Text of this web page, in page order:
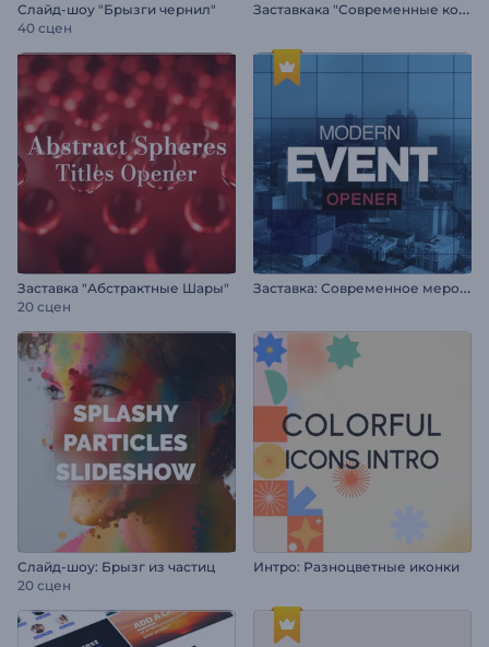
Слайд-шоу "Брызги чернил"
40 сцен
З
аставкака "Современные коллажи"
Заставка "Абстрактные Шары"
20 сцен
З
аставка: Современное мероприятие
Слайд-шоу: Брызг из частиц
20 сцен
Интро: Разноцветные иконки